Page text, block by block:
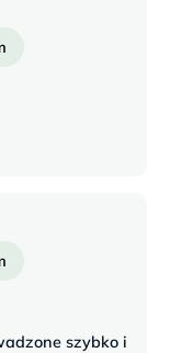
szybko i